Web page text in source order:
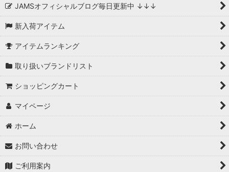
JAMSオフィシャルブログ毎日更新中 ↓↓↓
新入荷アイテム
アイテムランキング
取り扱いブランドリスト
ショッピングカート
マイページ
ホーム
お問い合わせ
ご利用案内